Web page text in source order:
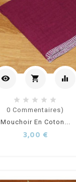
visibility shopping_cart
Ajouter
au
equalizer
0 Commentaires)
Mouchoir En Coton...
3,00 €Prix